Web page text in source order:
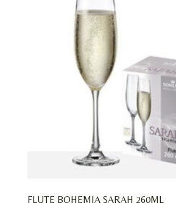
FLUTE BOHEMIA SARAH 260ML